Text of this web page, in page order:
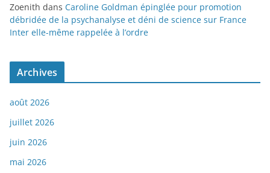
Zoenith dans Caroline Goldman épinglée pour promotion
débridée de la psychanalyse et déni de science sur France
Inter elle-même rappelée à l’ordre
Archives
août 2026
juillet 2026
juin 2026
mai 2026